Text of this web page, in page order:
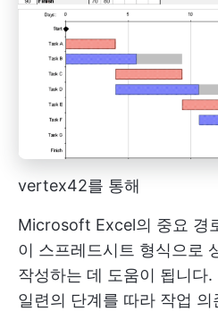
vertex42를 통해
Microsoft Excel의 중요 경
이 스프레드시트 형식으로
작성하는 데 도움이 됩니다
일련의 단계를 따라 작업